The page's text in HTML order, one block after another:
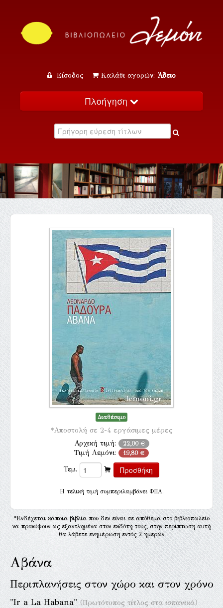
Είσοδος Καλάθι αγορών: Άδειο
Πλοήγηση
Κατάλογος
Εκδηλώσεις
Επικοινωνία
Διαθέσιμο
*Αποστολή σε 2-4 εργάσιμες μέρες
Αρχική τιμή: 22,00 €
Τιμή Λεμόνι: 19,80 €
Τεμ.
H τελική τιμή συμπεριλαμβάνει ΦΠΑ.
*Ενδέχεται κάποια βιβλία που δεν είναι σε απόθεμα στο βιβλιοπωλείο
να προκύψουν ως εξαντλημένα στον εκδότη τους, στην περίπτωση αυτή
θα λάβετε ενημέρωση εντός 2 ημερών
Αβάνα
Περιπλανήσεις στον χώρο και στον χρόνο
"Ir a La Habana"(Πρωτότυπος τίτλος στα ισπανικά)